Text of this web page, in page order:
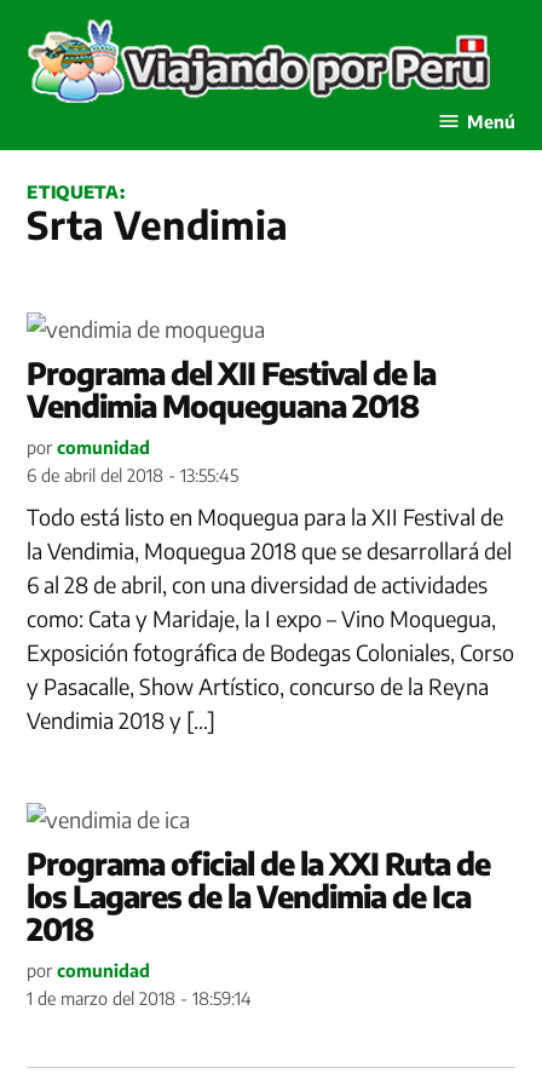
contenido
Menú
ETIQUETA:
Srta Vendimia
Programa del XII Festival de la
Vendimia Moqueguana 2018
por comunidad
6 de abril del 2018 - 13:55:45
Todo está listo en Moquegua para la XII Festival de
la Vendimia, Moquegua 2018 que se desarrollará del
6 al 28 de abril, con una diversidad de actividades
como: Cata y Maridaje, la I expo – Vino Moquegua,
Exposición fotográfica de Bodegas Coloniales, Corso
y Pasacalle, Show Artístico, concurso de la Reyna
Vendimia 2018 y […]
Programa oficial de la XXI Ruta de
los Lagares de la Vendimia de Ica
2018
por comunidad
1 de marzo del 2018 - 18:59:14